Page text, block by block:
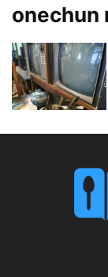
onechun